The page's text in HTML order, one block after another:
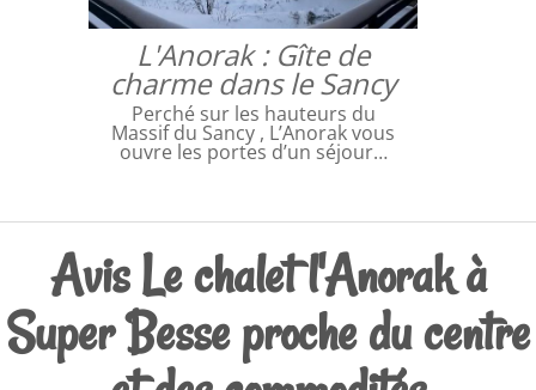
L'Anorak : Gîte de
charme dans le Sancy
Perché sur les hauteurs du
Massif du Sancy , L’Anorak vous
ouvre les portes d’un séjour…
Avis Le chalet l'Anorak à
Super Besse proche du centre